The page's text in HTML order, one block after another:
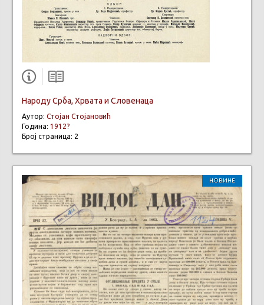
Народу Срба, Хрвата и Словенаца
Аутор: Стојан Стојановић
Година: 1912?
Број страница: 2
НОВИНЕ